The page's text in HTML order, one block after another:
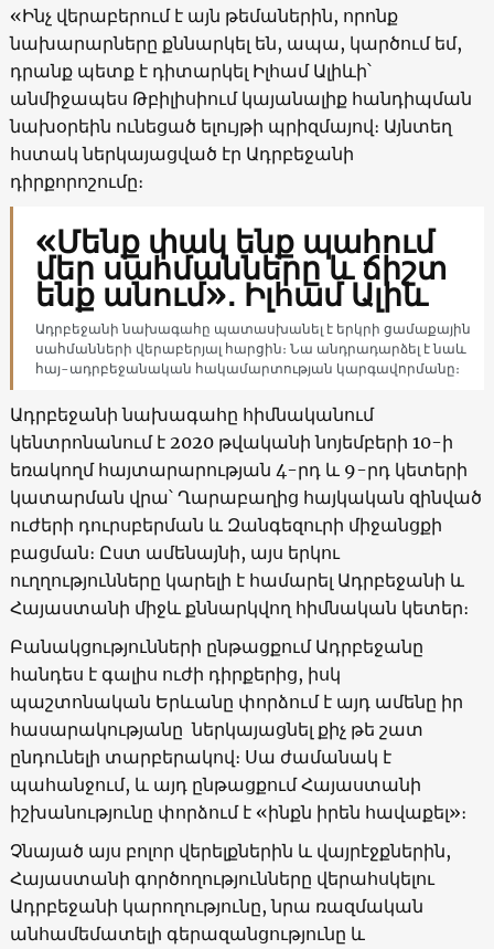
«Ինչ վերաբերում է այն թեմաներին, որոնք
նախարարները քննարկել են, ապա, կարծում եմ,
դրանք պետք է դիտարկել Իլհամ Ալիևի՝
անմիջապես Թբիլիսիում կայանալիք հանդիպման
նախօրեին ունեցած ելույթի պրիզմայով։ Այնտեղ
հստակ ներկայացված էր Ադրբեջանի
դիրքորոշումը։
«Մենք փակ ենք պահում
մեր սահմանները և ճիշտ
ենք անում»․ Իլհամ Ալիև
Ադրբեջանի նախագահը պատասխանել է երկրի ցամաքային
սահմանների վերաբերյալ հարցին։ Նա անդրադարձել է նաև
հայ-ադրբեջանական հակամարտության կարգավորմանը։
Ադրբեջանի նախագահը հիմնականում
կենտրոնանում է 2020 թվականի նոյեմբերի 10-ի
եռակողմ հայտարարության 4-րդ և 9-րդ կետերի
կատարման վրա՝ Ղարաբաղից հայկական զինված
ուժերի դուրսբերման և Զանգեզուրի միջանցքի
բացման։ Ըստ ամենայնի, այս երկու
ուղղությունները կարելի է համարել Ադրբեջանի և
Հայաստանի միջև քննարկվող հիմնական կետեր։
Բանակցությունների ընթացքում Ադրբեջանը
հանդես է գալիս ուժի դիրքերից, իսկ
պաշտոնական Երևանը փորձում է այդ ամենը իր
հասարակությանը ներկայացնել քիչ թե շատ
ընդունելի տարբերակով։ Սա ժամանակ է
պահանջում, և այդ ընթացքում Հայաստանի
իշխանությունը փորձում է «ինքն իրեն հավաքել»։
Չնայած այս բոլոր վերելքներին և վայրէջքներին,
Հայաստանի գործողությունները վերահսկելու
Ադրբեջանի կարողությունը, նրա ռազմական
անհամեմատելի գերազանցությունը և